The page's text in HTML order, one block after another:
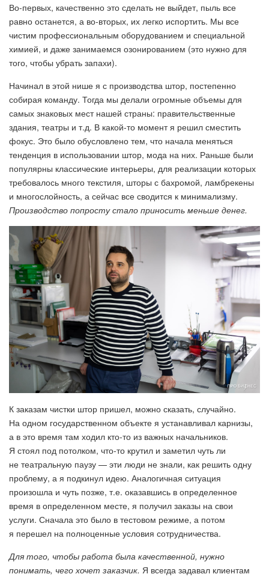
Во-первых, качественно это сделать не выйдет, пыль все
равно останется, а во-вторых, их легко испортить. Мы все
чистим профессиональным оборудованием и специальной
химией, и даже занимаемся озонированием (это нужно для
того, чтобы убрать запахи).
Начинал в этой нише я с производства штор, постепенно
собирая команду. Тогда мы делали огромные объемы для
самых знаковых мест нашей страны: правительственные
здания, театры и т.д. В какой-то момент я решил сместить
фокус. Это было обусловлено тем, что начала меняться
тенденция в использовании штор, мода на них. Раньше были
популярны классические интерьеры, для реализации которых
требовалось много текстиля, шторы с бахромой, ламбрекены
и многослойность, а сейчас все сводится к минимализму.
Производство попросту стало приносить меньше денег.
К заказам чистки штор пришел, можно сказать, случайно.
На одном государственном объекте я устанавливал карнизы,
а в это время там ходил кто-то из важных начальников.
Я стоял под потолком, что-то крутил и заметил чуть ли
не театральную паузу — эти люди не знали, как решить одну
проблему, а я подкинул идею. Аналогичная ситуация
произошла и чуть позже, т.е. оказавшись в определенное
время в определенном месте, я получил заказы на свои
услуги. Сначала это было в тестовом режиме, а потом
я перешел на полноценные условия сотрудничества.
Для того, чтобы работа была качественной, нужно
понимать, чего хочет заказчик. Я всегда задавал клиентам